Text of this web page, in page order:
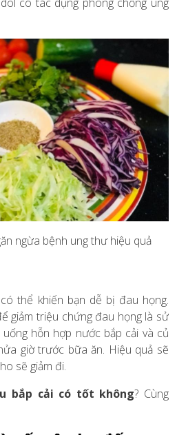
ngừa bệnh ung thư hiệu quả
thể khiến bạn dễ bị đau họng.
giảm triệu chứng đau họng là sử
hỗn hợp nước bắp cải và củ
giờ trước bữa ăn. Hiệu quả sẽ
sẽ giảm đi.
bắp cải có tốt không? Cùng